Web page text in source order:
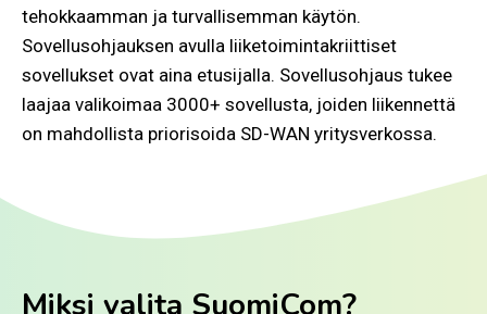
tehokkaamman ja turvallisemman käytön.
Sovellusohjauksen avulla liiketoimintakriittiset
sovellukset ovat aina etusijalla. Sovellusohjaus tukee
laajaa valikoimaa 3000+ sovellusta, joiden liikennettä
on mahdollista priorisoida SD-WAN yritysverkossa.
Miksi valita SuomiCom?